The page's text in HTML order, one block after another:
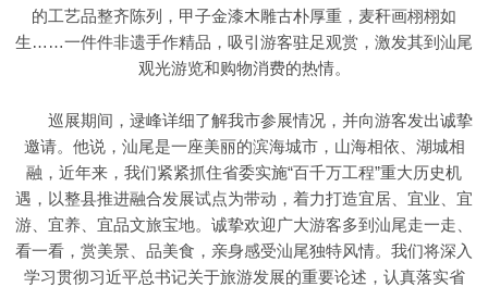
的工艺品整齐陈列，甲子金漆木雕古朴厚重，麦秆画栩栩如
生……一件件非遗手作精品，吸引游客驻足观赏，激发其到汕尾
观光游览和购物消费的热情。
巡展期间，逯峰详细了解我市参展情况，并向游客发出诚挚
邀请。他说，汕尾是一座美丽的滨海城市，山海相依、湖城相
融，近年来，我们紧紧抓住省委实施“百千万工程”重大历史机
遇，以整县推进融合发展试点为带动，着力打造宜居、宜业、宜
游、宜养、宜品文旅宝地。诚挚欢迎广大游客多到汕尾走一走、
看一看，赏美景、品美食，亲身感受汕尾独特风情。我们将深入
学习贯彻习近平总书记关于旅游发展的重要论述，认真落实省